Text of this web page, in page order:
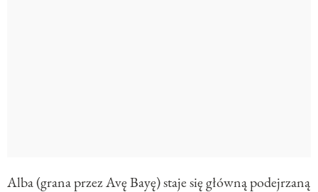
Alba (grana przez Avę Bayę) staje się główną podejrzaną